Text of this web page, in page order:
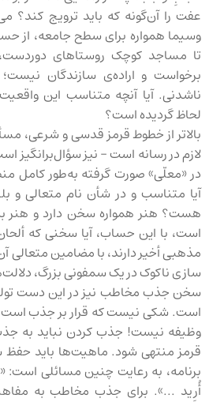
عفت را آن‌گونه که باید ترویج کند؟
وسیما همواره برای سطح جامعه، از
تا مساجد کوچک روستاهای
برخواست و اراده‌ی سازندگان
ناشدنی. آیا آنچه متناسب این
لحاظ گردیده است؟
بالاتر از خطوط قرمز قدسی و شرعی،
لازم در رسانه است - نیز سؤال‌برانگیز
در «معلّی» صورت گرفته به‌طور کامل
آیا متناسب و در شأن نام متعالی و
هست؟ هنر همواره سخن دارد و
است، با این حساب، آیا سخنی که
مذهبی أخیر دارند، با مضامین متعالی
سازی ناکوک در یک سمفونی بزرگ،
سخن جذب مخاطب نیز در این دست
است. شکی نیست که قرار بر جذب است
وظیفه نیست! جذب کردن نباید به
قرمز منتهی شود. ماهیت‌ها باید
برنامه، به رعایت چنین مسائلی است:
أُرِيد ...». برای جذب مخاطب به